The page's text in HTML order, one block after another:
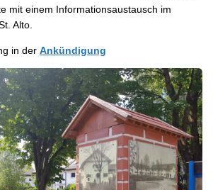
mit einem Informationsaustausch im
Alto.
in der Ankündigung